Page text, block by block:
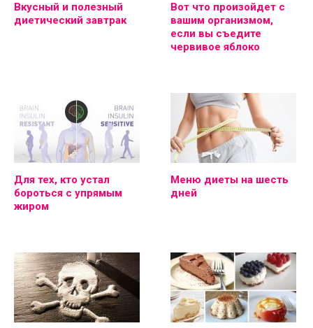
Вкусный и полезный
диетический завтрак
Вот что произойдет с
вашим организмом,
если вы съедите
червивое яблоко
Для тех, кто устал
бороться с упрямым
жиром
Меню диеты на шесть
дней